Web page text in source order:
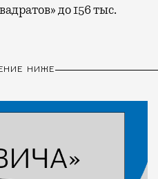
до 156 тыс.
НИЖЕ